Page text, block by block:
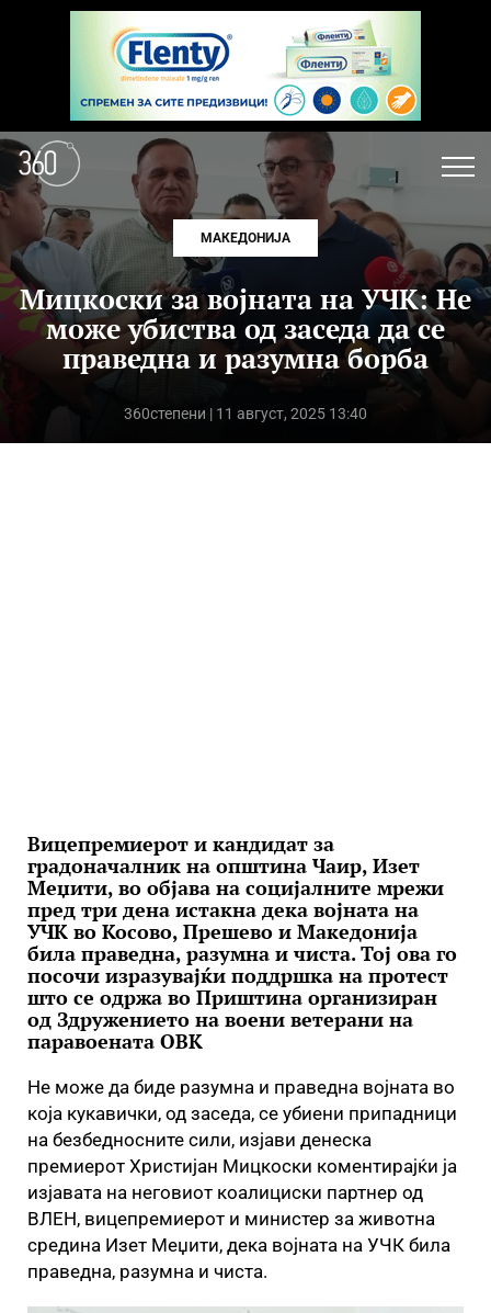
МАКЕДОНИЈА
Мицкоски за војната на УЧК: Не
може убиства од заседа да се
праведна и разумна борба
360степени | 11 август, 2025 13:40
Вицепремиерот и кандидат за
градоначалник на општина Чаир, Изет
Меџити, во објава на социјалните мрежи
пред три дена истакна дека војната на
УЧК во Косово, Прешево и Македонија
била праведна, разумна и чиста. Тој ова го
посочи изразувајќи поддршка на протест
што се одржа во Приштина организиран
од Здружението на воени ветерани на
паравоената ОВК
Не може да биде разумна и праведна војната во
која кукавички, од заседа, се убиени припадници
на безбедносните сили, изјави денеска
премиерот Христијан Мицкоски коментирајќи ја
изјавата на неговиот коалициски партнер од
ВЛЕН, вицепремиерот и министер за животна
средина Изет Меџити, дека војната на УЧК била
праведна, разумна и чиста.